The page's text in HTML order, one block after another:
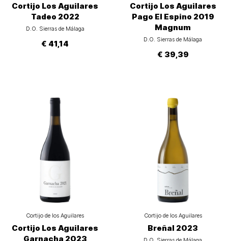
Cortijo Los Aguilares
Tadeo 2022
D.O. Sierras de Málaga
€ 41,14
Cortijo Los Aguilares
Pago El Espino 2019
Magnum
D.O. Sierras de Málaga
€ 39,39
Cortijo de los Aguilares
Cortijo Los Aguilares
Garnacha 2023
Cortijo de los Aguilares
Breñal 2023